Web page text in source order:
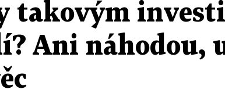
takovým
Ani náhodou,